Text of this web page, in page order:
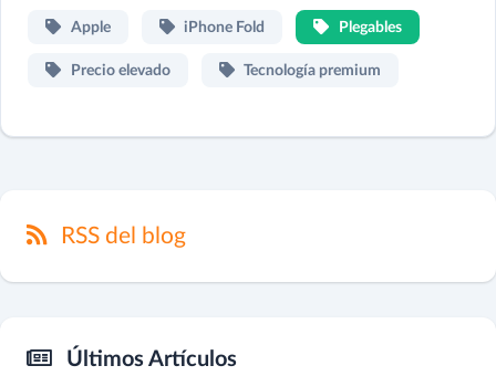
Apple iPhone Fold Plegables
Precio elevado Tecnología premium
RSS del blog
Últimos Artículos